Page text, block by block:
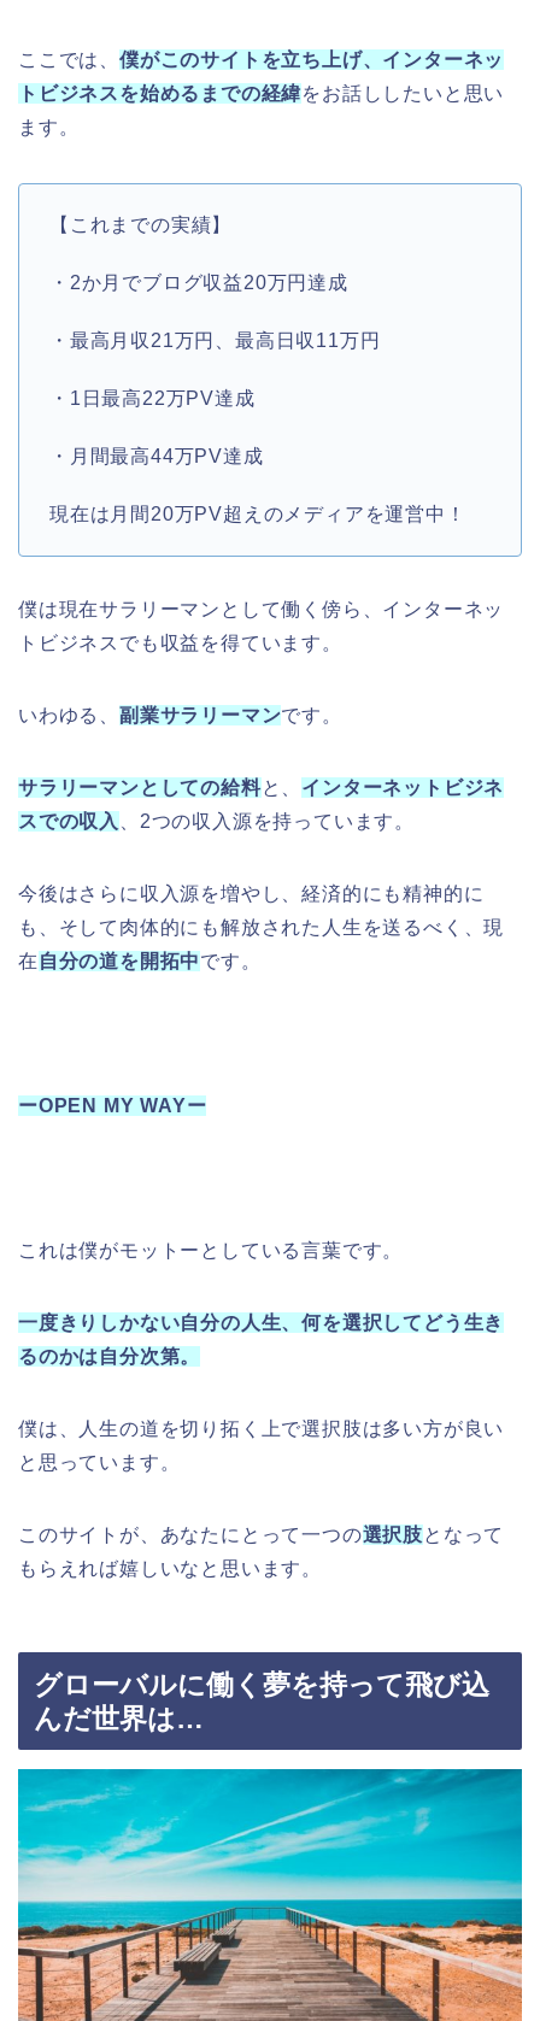
ここでは、 僕がこのサイトを立ち上げ、インターネッ
トビジネスを始めるまでの経緯をお話ししたいと思い
ます。
【これまでの実績】
・2か月でブログ収益20万円達成
・最高月収21万円、最高日収11万円
・1日最高22万PV達成
・月間最高44万PV達成
現在は月間20万PV超えのメディアを運営中！
僕は現在サラリーマンとして働く傍ら、インターネッ
トビジネスでも収益を得ています。
いわゆる、 副業サラリーマンです。
サラリーマンとしての給料と、 インターネットビジネ
スでの収入
、2つの収入源を持っています。
今後はさらに収入源を増やし、経済的にも精神的に
も、そして肉体的にも解放された人生を送るべく、現
在 自分の道を開拓中です。
ーOPEN MY WAYー
これは僕がモットーとしている言葉です。
一度きりしかない自分の人生、何を選択してどう生き
るのかは自分次第。
僕は、人生の道を切り拓く上で選択肢は多い方が良い
と思っています。
このサイトが、あなたにとって一つの選択肢となって
もらえれば嬉しいなと思います。
グローバルに働く夢を持って飛び込
んだ世界は…